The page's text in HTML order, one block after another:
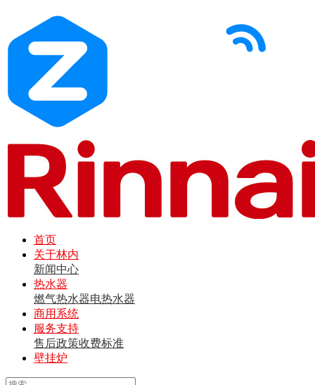
首页
关于林内
新闻中心
热水器
燃气热水器电热水器
商用系统
服务支持
售后政策收费标准
壁挂炉